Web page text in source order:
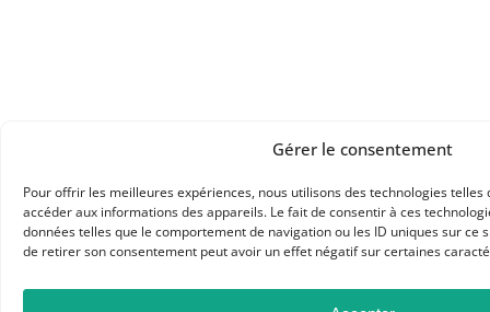
Gérer le consentement
Pour offrir les meilleures expériences, nous utilisons des technologies
accéder aux informations des appareils. Le fait de consentir à ces
données telles que le comportement de navigation ou les ID uniques sur ce
de retirer son consentement peut avoir un effet négatif sur certaines